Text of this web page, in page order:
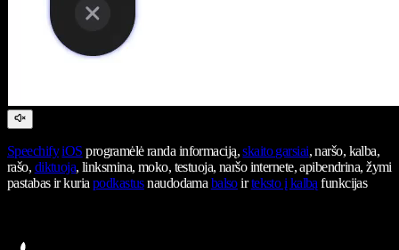
Speechify iOS programėlė randa informaciją,skaito garsiai, naršo, kalba,
rašo, diktuoja, linksmina, moko, testuoja, naršo internete, apibendrina, žymi
pastabas ir kuriapodkastusnaudodamabalsoirteksto į kalbąfunkcijas